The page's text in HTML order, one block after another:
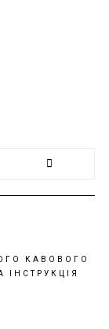
КАВОВОГО
ІНСТРУКЦІЯ